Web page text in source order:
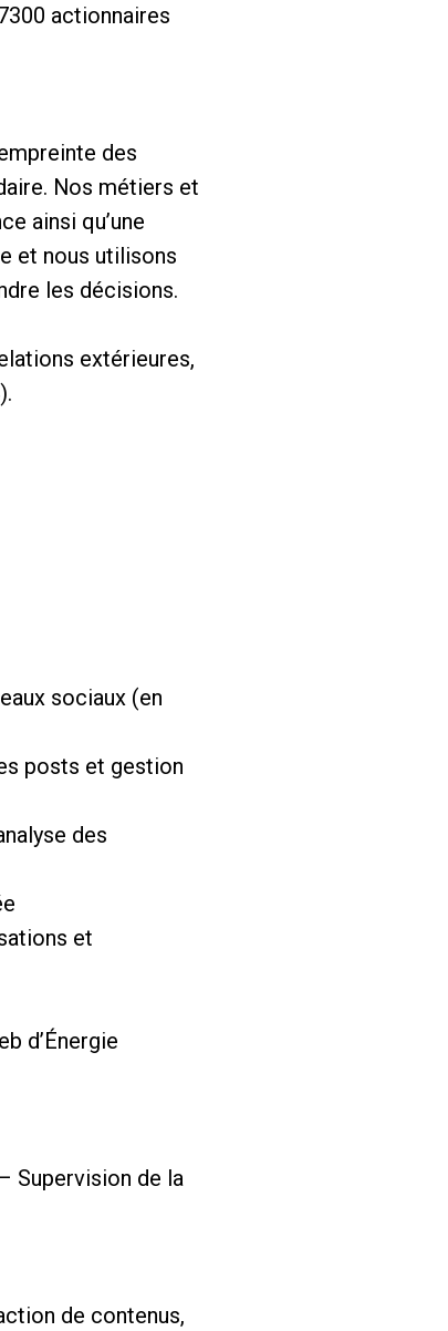
actionnaires
des
Nos métiers et
ainsi qu’une
et nous utilisons
les décisions.
extérieures,
sociaux (en
posts et gestion
des
et
d’Énergie
Supervision de la
de contenus,